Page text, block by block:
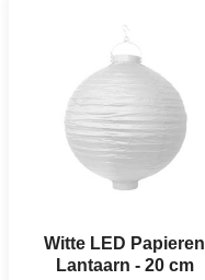
Witte LED Papieren
Lantaarn - 20 cm